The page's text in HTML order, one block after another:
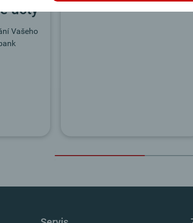
účty
Vašeho